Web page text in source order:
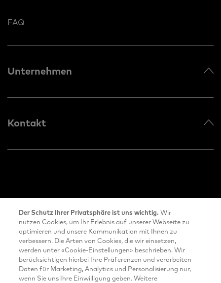
FAQ
Unternehmen
Kontakt
© 2023 mobilog AG
Der Schutz Ihrer Privatsphäre ist uns wichtig. Wir
nutzen Cookies, um Ihr Erlebnis auf unserer Webseite zu
optimieren und unsere Kommunikation mit Ihnen zu
verbessern. Die Arten von Cookies, die wir einsetzen,
werden unter «Cookie-Einstellungen» beschrieben. Wir
berücksichtigen hierbei Ihre Präferenzen und verarbeiten
Daten für Marketing, Analytics und Personalisierung nur,
wenn Sie uns Ihre Einwilligung geben. Weitere